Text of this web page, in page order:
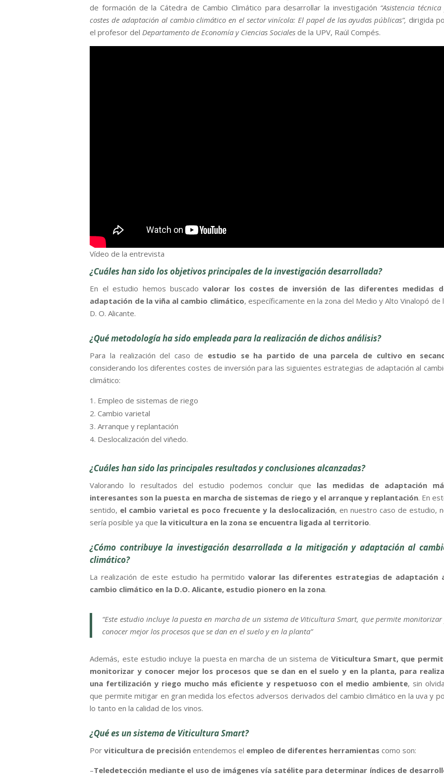
de formación de la Cátedra de Cambio Climático para desarrollar la investigación “Asistencia técnica
costes de adaptación al cambio climático en el sector vinícola: El papel de las ayudas públicas”, dirigida
el profesor delDepartamento de Economía y Ciencias Sociales de la UPV, Raúl Compés.
Vídeo de la entrevista
¿Cuáles han sido los objetivos principales de la investigación desarrollada?
En el estudio hemos buscadovalorar los costes de inversión de las diferentes medidas
adaptación de la viña al cambio climático, específicamente en la zona del Medio y Alto Vinalopó de
D. O. Alicante.
¿Qué metodología ha sido empleada para la realización de dichos análisis?
Para la realización del caso de estudio se ha partido de una parcela de cultivo en
considerando los diferentes costes de inversión para las siguientes estrategias de adaptación al
climático:
Empleo de sistemas de riego
Cambio varietal
Arranque y replantación
Deslocalización del viñedo.
¿Cuáles han sido las principales resultados y conclusiones alcanzadas?
Valorando lo resultados del estudio podemos concluir que las medidas de adaptación
interesantes son la puesta en marcha de sistemas de riego y el arranque y replantación. En
sentido, el cambio varietal es poco frecuente y la deslocalización, en nuestro caso de estudio,
sería posible ya que la viticultura en la zona se encuentra ligada al territorio.
¿Cómo contribuye la investigación desarrollada a la mitigación y adaptación al
climático?
La realización de este estudio ha permitido valorar las diferentes estrategias de adaptación
cambio climático en la D.O. Alicante, estudio pionero en la zona.
“Este estudio incluye la puesta en marcha de un sistema de Viticultura Smart, que permite monitorizar
conocer mejor los procesos que se dan en el suelo y en la planta”
Además, este estudio incluye la puesta en marcha de un sistema de Viticultura Smart, que
monitorizar y conocer mejor los procesos que se dan en el suelo y en la planta, para
una fertilización y riego mucho más eficiente y respetuoso con el medio ambiente, sin
que permite mitigar en gran medida los efectos adversos derivados del cambio climático en la uva y
lo tanto en la calidad de los vinos.
¿Qué es un sistema de Viticultura Smart?
Porviticultura de precisión entendemos el empleo de diferentes herramientas como son:
–Teledetección mediante el uso de imágenes vía satélite para determinar índices de